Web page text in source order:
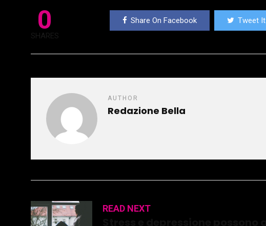
0
SHARES
Share On Facebook Tweet It
AUTHOR
Redazione Bella
READ NEXT